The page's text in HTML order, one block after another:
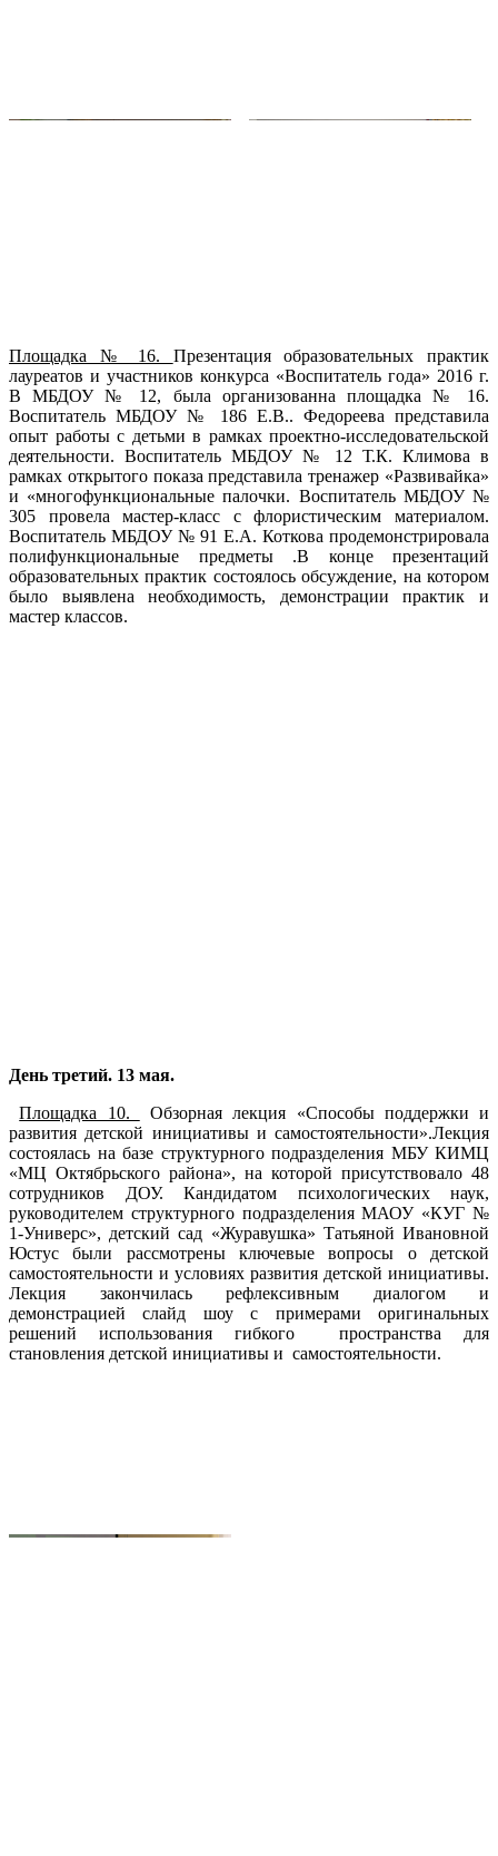
Площадка № 16. Презентация образовательных практик
лауреатов и участников конкурса «Воспитатель года» 2016 г.
В МБДОУ № 12, была организованна площадка № 16.
Воспитатель МБДОУ № 186 Е.В.. Федореева представила
опыт работы с детьми в рамках проектно-исследовательской
деятельности. Воспитатель МБДОУ № 12 Т.К. Климова в
рамках открытого показа представила тренажер «Развивайка»
и «многофункциональные палочки. Воспитатель МБДОУ №
305 провела мастер-класс с флористическим материалом.
Воспитатель МБДОУ № 91 Е.А. Коткова продемонстрировала
полифункциональные предметы .В конце презентаций
образовательных практик состоялось обсуждение, на котором
было выявлена необходимость, демонстрации практик и
мастер классов.
День третий. 13 мая.
Площадка 10.
Обзорная лекция «Способы поддержки и
развития детской инициативы и самостоятельности».Лекция
состоялась на базе структурного подразделения МБУ КИМЦ
«МЦ Октябрьского района», на которой присутствовало 48
сотрудников ДОУ. Кандидатом психологических наук,
руководителем структурного подразделения МАОУ «КУГ №
1-Универс», детский сад «Журавушка» Татьяной Ивановной
Юстус были рассмотрены ключевые вопросы о детской
самостоятельности и условиях развития детской инициативы.
Лекция закончилась рефлексивным диалогом и
демонстрацией слайд шоу с примерами оригинальных
решений использования гибкого пространства для
становления детской инициативы и самостоятельности.